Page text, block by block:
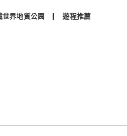
界地質公園
遊程推薦